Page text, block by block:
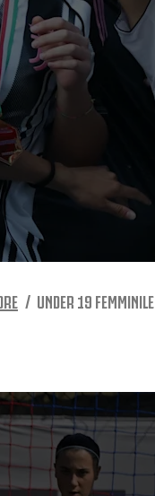
UNDER 19 FEMMINILE